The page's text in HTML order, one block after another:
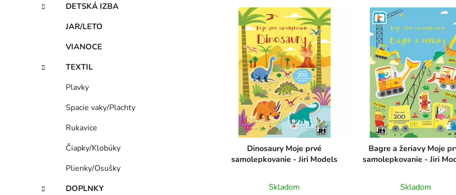
DETSKÁ IZBA
JAR/LETO
VIANOCE
TEXTIL
Plavky
Spacie vaky/Plachty
Rukavice
Čiapky/Klobúky
Plienky/Osušky
DOPLNKY
Dinosaury Moje prvé
samolepkovanie - Jiri Models
Skladom
Bagre a žeriavy Moje
samolepkovanie - Jiri
Skladom